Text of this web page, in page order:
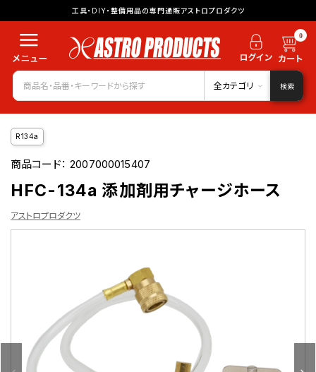
工具・DIY・整備用品の専門通販アストロプロダクツ
0
全カテゴリ 検索
R134a
商品コード：2007000015407
HFC-134a 添加剤用チャージホース
アストロプロダクツ